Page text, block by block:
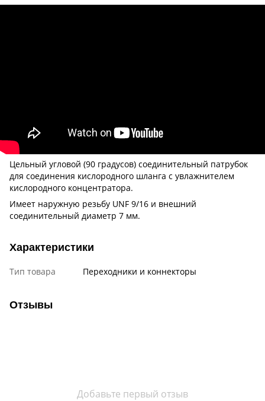
Цельный угловой (90 градусов) соединительный патрубок
для соединения кислородного шланга с увлажнителем
кислородного концентратора.
Имеет наружную резьбу UNF 9/16 и внешний
соединительный диаметр 7 мм.
Характеристики
Тип товара Переходники и коннекторы
Отзывы
Добавьте первый отзыв